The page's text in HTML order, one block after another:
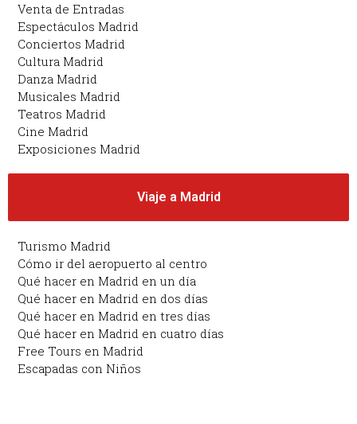
Venta de Entradas
Espectáculos Madrid
Conciertos Madrid
Cultura Madrid
Danza Madrid
Musicales Madrid
Teatros Madrid
Cine Madrid
Exposiciones Madrid
Viaje a Madrid
Turismo Madrid
Cómo ir del aeropuerto al centro
Qué hacer en Madrid en un día
Qué hacer en Madrid en dos días
Qué hacer en Madrid en tres días
Qué hacer en Madrid en cuatro días
Free Tours en Madrid
Escapadas con Niños